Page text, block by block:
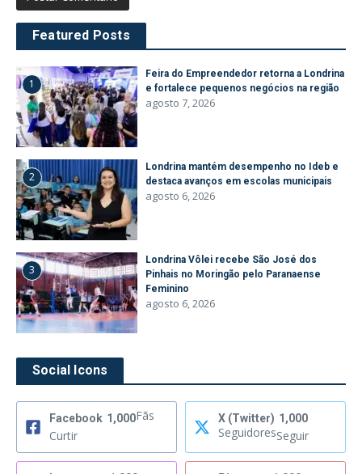
Featured Posts
1
Feira do Empreendedor retorna a Londrina
e fortalece pequenos negócios na região
agosto 7, 2026
2
Londrina mantém desempenho no Ideb e
destaca avanços em escolas municipais
agosto 6, 2026
3
Londrina Vôlei recebe São José dos
Pinhais no Moringão pelo Paranaense
Feminino
agosto 6, 2026
Social Icons
Facebook 1,000Fãs
Curtir
X (Twitter) 1,000
SeguidoresSeguir